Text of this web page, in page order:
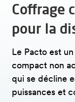
Coffrage
pour la
Le Pacto est
compact non
qui se décline
puissances et